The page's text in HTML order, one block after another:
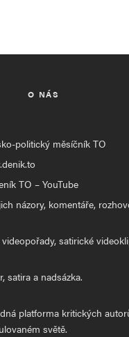
O NÁS
politický měsíčník TO
TO – YouTube
názory, komentáře,
satirické
satira a nadsázka.
platforma kritických
světě.